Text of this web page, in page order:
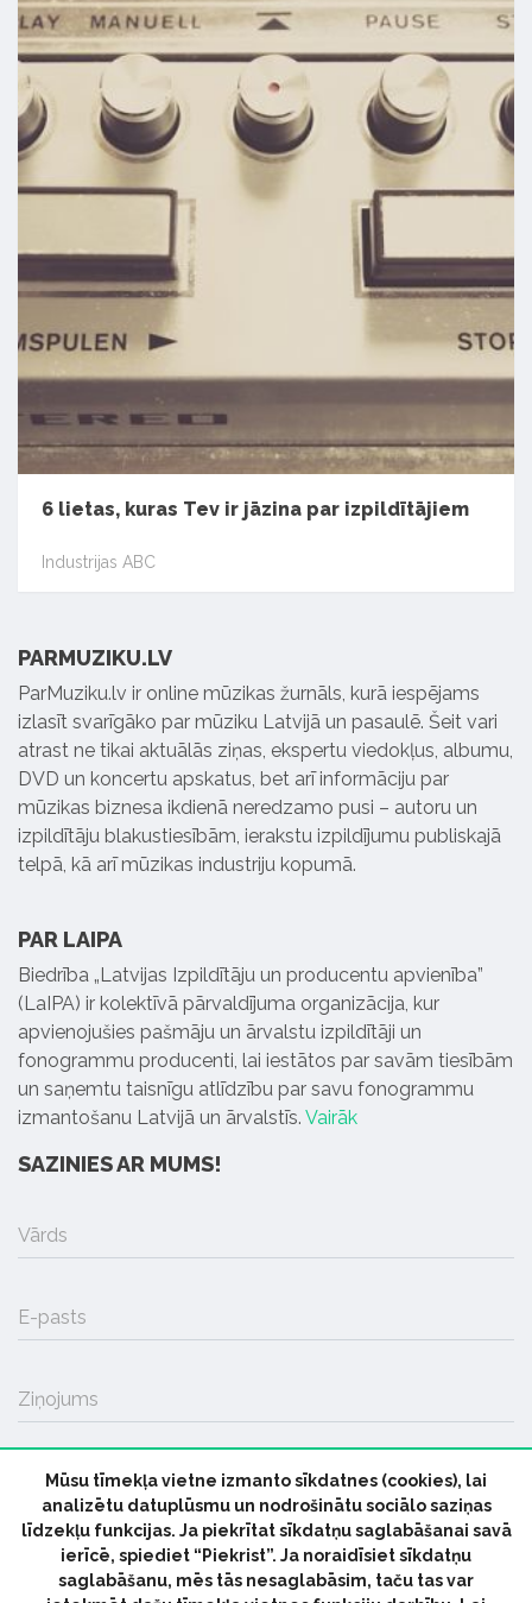
6 lietas, kuras Tev ir jāzina par izpildītājiem
Industrijas ABC
PARMUZIKU.LV
ParMuziku.lv ir online mūzikas žurnāls, kurā iespējams
izlasīt svarīgāko par mūziku Latvijā un pasaulē. Šeit vari
atrast ne tikai aktuālās ziņas, ekspertu viedokļus, albumu,
DVD un koncertu apskatus, bet arī informāciju par
mūzikas biznesa ikdienā neredzamo pusi – autoru un
izpildītāju blakustiesībām, ierakstu izpildījumu publiskajā
telpā, kā arī mūzikas industriju kopumā.
PAR LAIPA
Biedrība „Latvijas Izpildītāju un producentu apvienība”
(LaIPA) ir kolektīvā pārvaldījuma organizācija, kur
apvienojušies pašmāju un ārvalstu izpildītāji un
fonogrammu producenti, lai iestātos par savām tiesībām
un saņemtu taisnīgu atlīdzību par savu fonogrammu
izmantošanu Latvijā un ārvalstīs. Vairāk
SAZINIES AR MUMS!
Vārds
E-pasts
Ziņojums
SŪTĪT
Mūsu tīmekļa vietne izmanto sīkdatnes (cookies), lai
analizētu datuplūsmu un nodrošinātu sociālo saziņas
līdzekļu funkcijas. Ja piekrītat sīkdatņu saglabāšanai savā
ierīcē, spiediet “Piekrist”. Ja noraidīsiet sīkdatņu
saglabāšanu, mēs tās nesaglabāsim, taču tas var